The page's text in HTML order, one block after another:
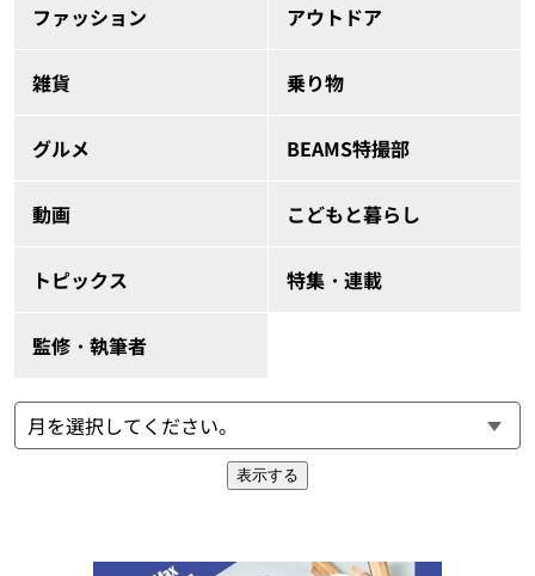
ファッション アウトドア
雑貨 乗り物
グルメ BEAMS特撮部
動画 こどもと暮らし
トピックス 特集・連載
監修・執筆者
表示する